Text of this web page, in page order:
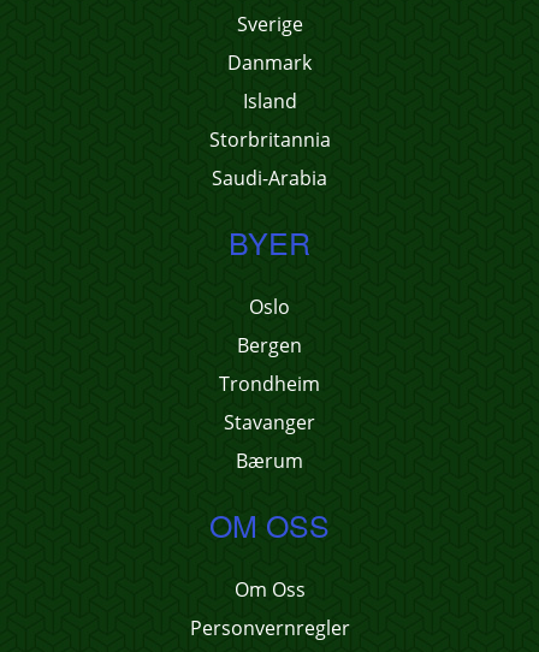
Sverige
Danmark
Island
Storbritannia
Saudi-Arabia
BYER
Oslo
Bergen
Trondheim
Stavanger
Bærum
OM OSS
Om Oss
Personvernregler